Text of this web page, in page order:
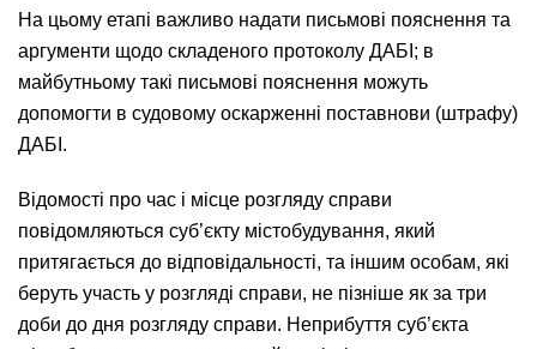
На цьому етапі важливо надати письмові пояснення та
аргументи щодо складеного протоколу ДАБІ; в
майбутньому такі письмові пояснення можуть
допомогти в судовому оскарженні поставнови (штрафу)
ДАБІ.
Відомості про час і місце розгляду справи
повідомляються суб’єкту містобудування, який
притягається до відповідальності, та іншим особам, які
беруть участь у розгляді справи, не пізніше як за три
доби до дня розгляду справи. Неприбуття суб’єкта